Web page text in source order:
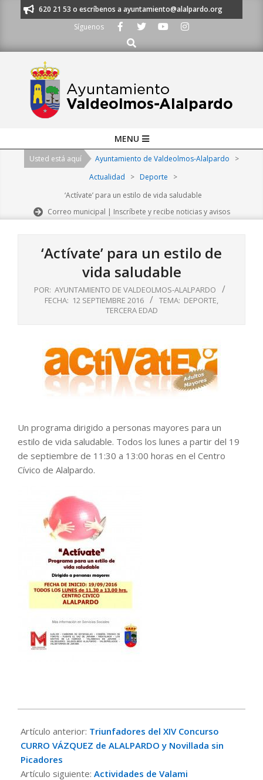
al 91 620 21 53 o escríbenos a ayuntamiento@alalpardo.org
Síguenos
Buscar
Navigation
MENU
Usted está aquí Ayuntamiento de Valdeolmos-Alalpardo
>
Actualidad
> Deporte
>
‘Actívate’ para un estilo de vida saludable
Correo municipal | Inscríbete y recibe noticias y avisos
‘Actívate’ para un estilo de
vida saludable
POR: AYUNTAMIENTO DE VALDEOLMOS-ALALPARDO
FECHA: 12 SEPTIEMBRE 2016 TEMA: DEPORTE,
TERCERA EDAD
Un programa dirigido a personas mayores para un
estilo de vida saludable. Todos los lunes a partir del 19
de septiembre de 11:30 a 13:00 horas en el Centro
Cívico de Alalpardo.
09-
12
Artículo anterior: Triunfadores del XIV Concurso
CURRO VÁZQUEZ de ALALPARDO y Novillada sin
Picadores
Artículo siguiente: Actividades de Valami